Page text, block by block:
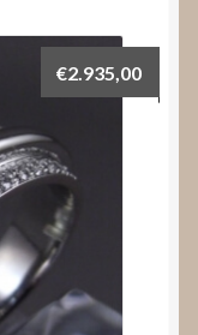
€2.935,00